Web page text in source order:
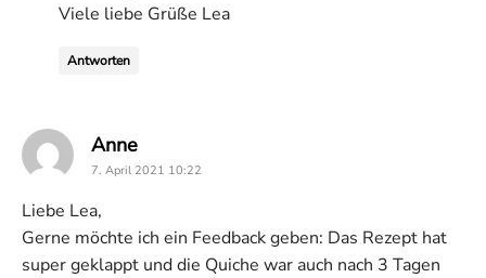
Viele liebe Grüße Lea
Antworten
Annesays:
7. April 2021 10:22
Liebe Lea,
Gerne möchte ich ein Feedback geben: Das Rezept hat
super geklappt und die Quiche war auch nach 3 Tagen